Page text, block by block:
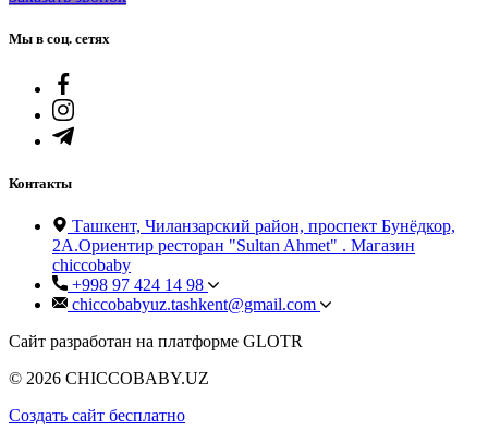
Мы в соц. сетях
Контакты
Ташкент, Чиланзарский район, проспект Бунёдкор,
2А.Ориентир ресторан "Sultan Ahmet" . Магазин
chiccobaby
+998 97 424 14 98
chiccobabyuz.tashkent@gmail.com
Сайт разработан на платформе GLOTR
© 2026 CHICCOBABY.UZ
Создать cайт бесплатно